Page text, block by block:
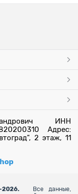
ИНН
Адрес:
2 этаж, 11
2026.
Все данные,